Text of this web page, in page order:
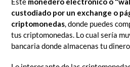
custodiado por un exchange o
criptomonedas, donde puedes
tus criptomonedas. Lo cual sería
bancaria donde almacenas tu